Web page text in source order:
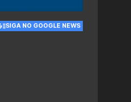
SIGA NO GOOGLE NEWS